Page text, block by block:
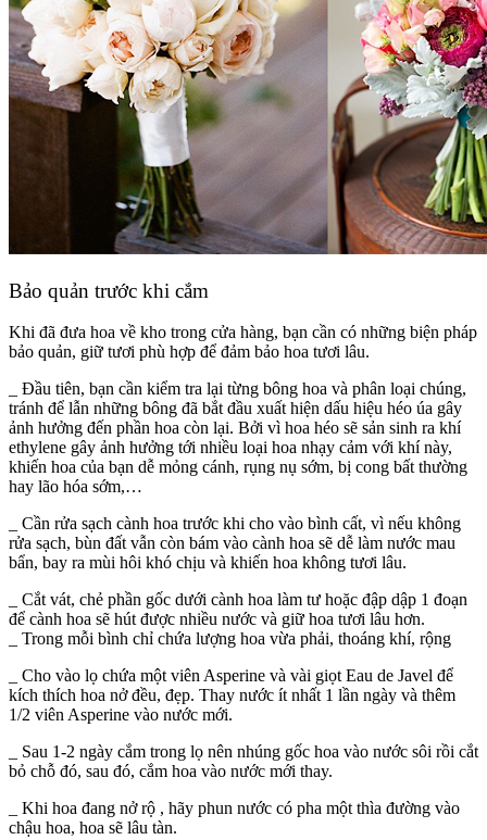
Bảo quản trước khi cắm
Khi đã đưa hoa về kho trong cửa hàng, bạn cần có những biện pháp
bảo quản, giữ tươi phù hợp để đảm bảo hoa tươi lâu.
_ Đầu tiên, bạn cần kiểm tra lại từng bông hoa và phân loại chúng,
tránh để lẫn những bông đã bắt đầu xuất hiện dấu hiệu héo úa gây
ảnh hưởng đến phần hoa còn lại. Bởi vì hoa héo sẽ sản sinh ra khí
ethylene gây ảnh hưởng tới nhiều loại hoa nhạy cảm với khí này,
khiến hoa của bạn dễ mỏng cánh, rụng nụ sớm, bị cong bất thường
hay lão hóa sớm,…
_ Cần rửa sạch cành hoa trước khi cho vào bình cất, vì nếu không
rửa sạch, bùn đất vẫn còn bám vào cành hoa sẽ dễ làm nước mau
bẩn, bay ra mùi hôi khó chịu và khiến hoa không tươi lâu.
_ Cắt vát, chẻ phần gốc dưới cành hoa làm tư hoặc đập dập 1 đoạn
để cành hoa sẽ hút được nhiều nước và giữ hoa tươi lâu hơn.
_ Trong mỗi bình chỉ chứa lượng hoa vừa phải, thoáng khí, rộng
_ Cho vào lọ chứa một viên Asperine và vài giọt Eau de Javel để
kích thích hoa nở đều, đẹp. Thay nước ít nhất 1 lần ngày và thêm
1/2 viên Asperine vào nước mới.
_ Sau 1-2 ngày cắm trong lọ nên nhúng gốc hoa vào nước sôi rồi cắt
bỏ chỗ đó, sau đó, cắm hoa vào nước mới thay.
_ Khi hoa đang nở rộ , hãy phun nước có pha một thìa đường vào
chậu hoa, hoa sẽ lâu tàn.